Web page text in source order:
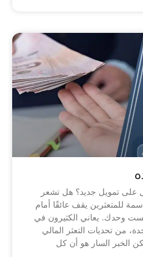
تمويل جديد؟ هل تشعر
للمتعثرين يقف عائقًا أمام
وحدك. يعاني الكثيرون في
من تحديات التعثر المالي
الخبر السار هو أن كل